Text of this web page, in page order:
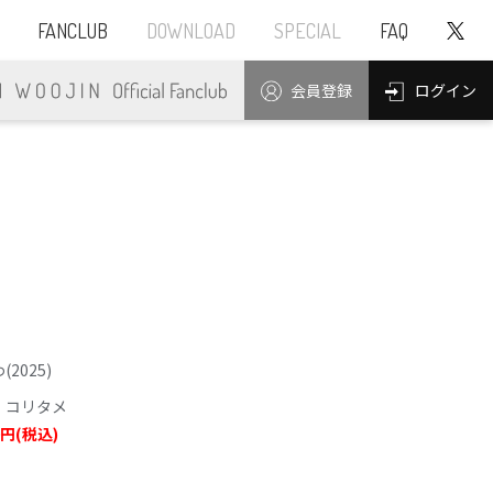
FANCLUB DOWNLOAD SPECIAL FAQ
会員登録 ログイン
(2025)
リタメ
(税込)